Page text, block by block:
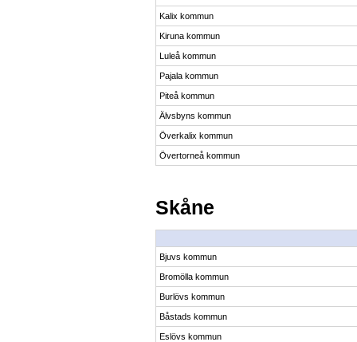
Kalix kommun
Kiruna kommun
Luleå kommun
Pajala kommun
Piteå kommun
Älvsbyns kommun
Överkalix kommun
Övertorneå kommun
Skåne
Bjuvs kommun
Bromölla kommun
Burlövs kommun
Båstads kommun
Eslövs kommun